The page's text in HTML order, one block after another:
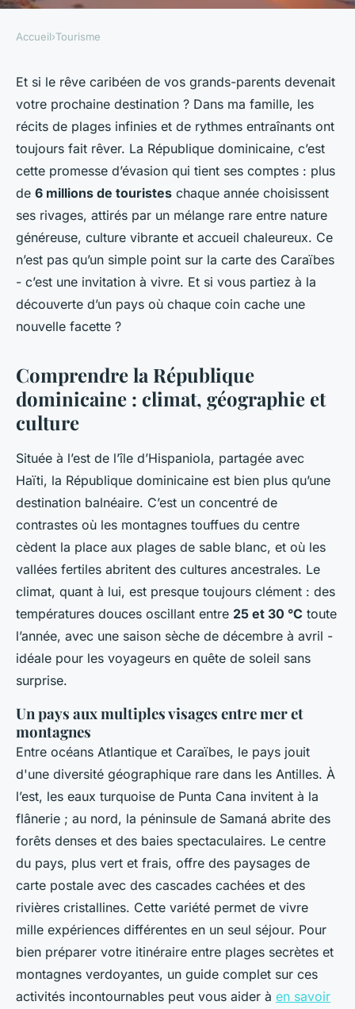
Top 10 expériences
incontournables en
République Dominicaine
Éléanore•27/04/2026 14:58• 11 min de lecture
Accueil›Tourisme
Et si le rêve caribéen de vos grands-parents devenait
votre prochaine destination ? Dans ma famille, les
récits de plages infinies et de rythmes entraînants ont
toujours fait rêver. La République dominicaine, c’est
cette promesse d’évasion qui tient ses comptes : plus
de 6 millions de touristes chaque année choisissent
ses rivages, attirés par un mélange rare entre nature
généreuse, culture vibrante et accueil chaleureux. Ce
n’est pas qu’un simple point sur la carte des Caraïbes
- c’est une invitation à vivre. Et si vous partiez à la
découverte d’un pays où chaque coin cache une
nouvelle facette ?
Comprendre la République
dominicaine : climat, géographie et
culture
Située à l’est de l’île d’Hispaniola, partagée avec
Haïti, la République dominicaine est bien plus qu’une
destination balnéaire. C’est un concentré de
contrastes où les montagnes touffues du centre
cèdent la place aux plages de sable blanc, et où les
vallées fertiles abritent des cultures ancestrales. Le
climat, quant à lui, est presque toujours clément : des
températures douces oscillant entre 25 et 30 °C toute
l’année, avec une saison sèche de décembre à avril -
idéale pour les voyageurs en quête de soleil sans
surprise.
Un pays aux multiples visages entre mer et
montagnes
Entre océans Atlantique et Caraïbes, le pays jouit
d'une diversité géographique rare dans les Antilles. À
l’est, les eaux turquoise de Punta Cana invitent à la
flânerie ; au nord, la péninsule de Samaná abrite des
forêts denses et des baies spectaculaires. Le centre
du pays, plus vert et frais, offre des paysages de
carte postale avec des cascades cachées et des
rivières cristallines. Cette variété permet de vivre
mille expériences différentes en un seul séjour. Pour
bien préparer votre itinéraire entre plages secrètes et
montagnes verdoyantes, un guide complet sur ces
activités incontournables peut vous aider à en savoir